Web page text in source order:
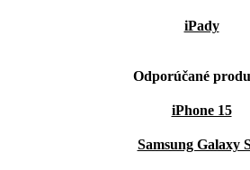
iPady
Odporúčané
iPhone 15
Samsung Galaxy